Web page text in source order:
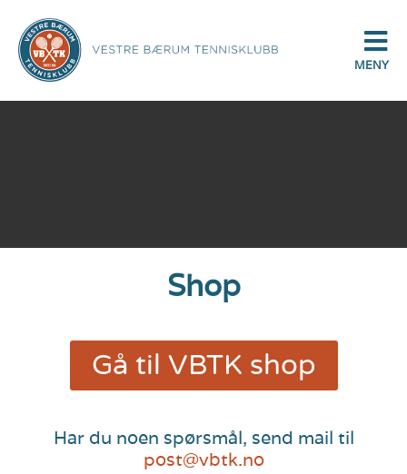
MENY
Shop
Gå til VBTK shop
Har du noen spørsmål, send mail til
post@vbtk.no